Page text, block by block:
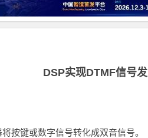
DSP实现DTMF信号
按键或数字信号转化成双音信号。